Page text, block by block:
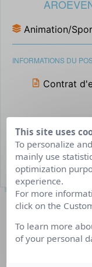
Animation/
INFORMATIONS DU
Contrat
Du 09/07/2023
1 poste(s) à
Retrouvez-nous
This site uses
To personalize
mainly use
optimization
experience.
For more
click on the
To learn more
of your personal